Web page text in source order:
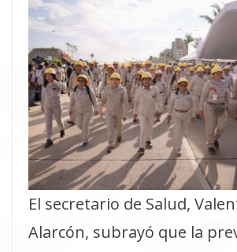
El secretario de Salud,
Alarcón, subrayó que la